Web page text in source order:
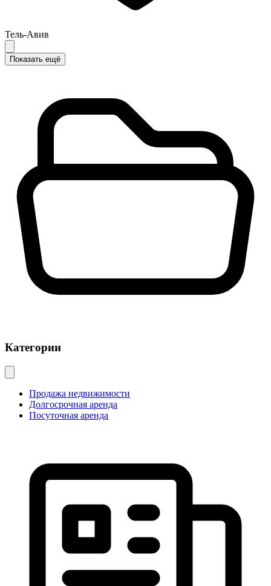
Тель-Авив
Показать ещё
Категории
Продажа недвижимости
Долгосрочная аренда
Посуточная аренда